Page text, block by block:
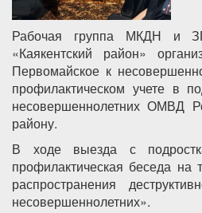
Рабочая группа МКДН и
«Каякентский район»
Первомайское к
профилактическом учете в
несовершеннолетних ОМВД
району.
В ходе выезда с
профилактическая беседа на
распространения
несовершеннолетних».